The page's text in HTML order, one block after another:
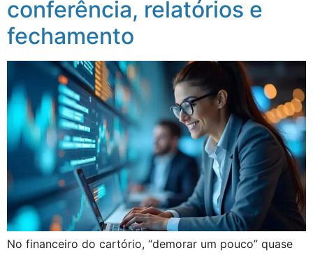
conferência, relatórios e
fechamento
No financeiro do cartório, “demorar um pouco” quase